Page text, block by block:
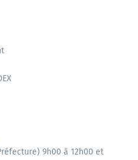
9h00 à 12h00 et